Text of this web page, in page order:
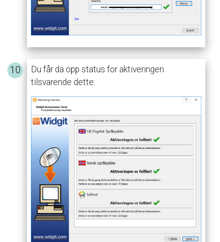
Du får da opp status for aktiveringen
tilsvarende dette: